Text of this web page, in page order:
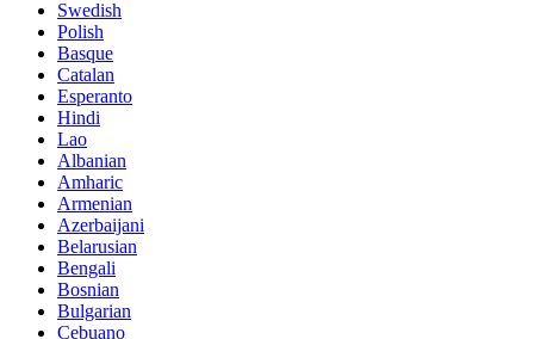
Swedish
Polish
Basque
Catalan
Esperanto
Hindi
Lao
Albanian
Amharic
Armenian
Azerbaijani
Belarusian
Bengali
Bosnian
Bulgarian
Cebuano